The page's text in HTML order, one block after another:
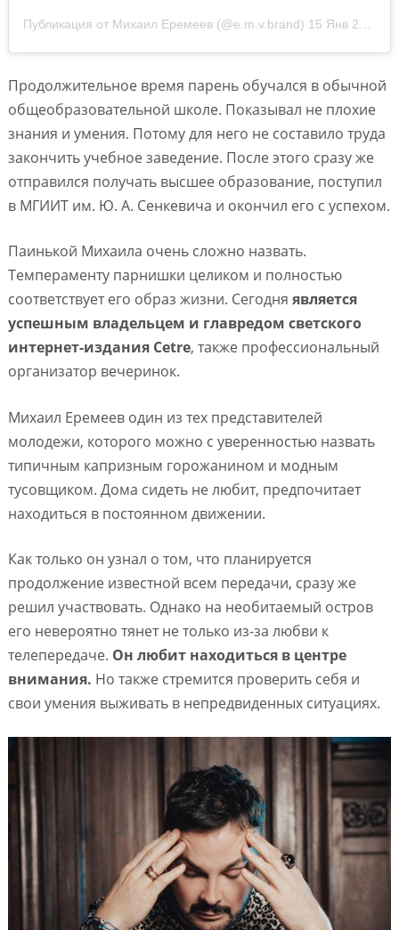
Публикация от Михаил Еремеев(@e.m.v.brand) 15 Янв 2019 в 10:22 PST
Продолжительное время парень обучался в обычной
общеобразовательной школе. Показывал не плохие
знания и умения. Потому для него не составило труда
закончить учебное заведение. После этого сразу же
отправился получать высшее образование, поступил
в МГИИТ им. Ю. А. Сенкевича и окончил его с успехом.
Паинькой Михаила очень сложно назвать.
Темпераменту парнишки целиком и полностью
соответствует его образ жизни. Сегодня является
успешным владельцем и главредом светского
интернет-издания Cetre, также профессиональный
организатор вечеринок.
Михаил Еремеев один из тех представителей
молодежи, которого можно с уверенностью назвать
типичным капризным горожанином и модным
тусовщиком. Дома сидеть не любит, предпочитает
находиться в постоянном движении.
Как только он узнал о том, что планируется
продолжение известной всем передачи, сразу же
решил участвовать. Однако на необитаемый остров
его невероятно тянет не только из-за любви к
телепередаче. Он любит находиться в центре
внимания. Но также стремится проверить себя и
свои умения выживать в непредвиденных ситуациях.